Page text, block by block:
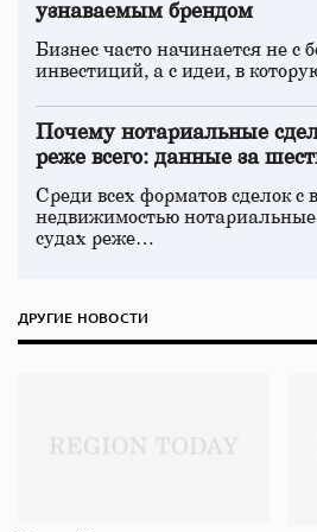
узнаваемым брендом
Бизнес часто начинается не с
инвестиций, а с идеи, в
Почему нотариальные
реже всего: данные за
Среди всех форматов сделок с
недвижимостью нотариальные
судах реже…
ДРУГИЕ НОВОСТИ